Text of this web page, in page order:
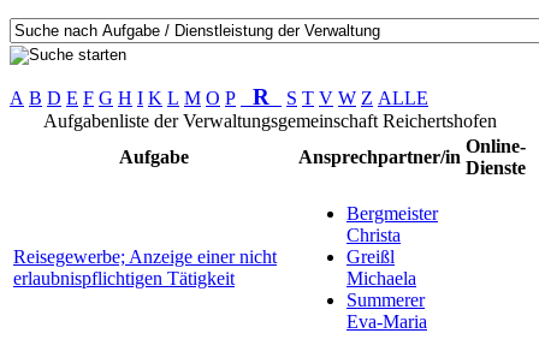
A B D E F G H I K L M O P R S T V W Z ALLE
Aufgabenliste der Verwaltungsgemeinschaft Reichertshofen
Aufgabe
Ansprechpartner/in
Online-
Dienste
Reisegewerbe; Anzeige einer nicht
erlaubnispflichtigen Tätigkeit
Bergmeister
Christa
Greißl
Michaela
Summerer
Eva-Maria